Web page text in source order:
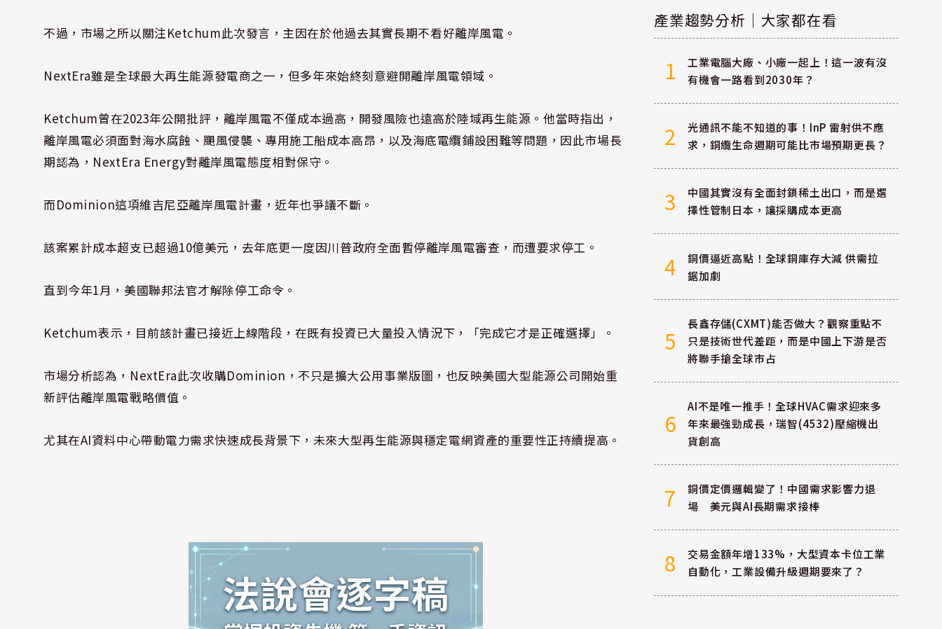
不過，市場之所以關注Ketchum此次發言，主因在於他過去其實長期不看好離岸風電。
NextEra雖是全球最大再生能源發電商之一，但多年來始終刻意避開離岸風電領域。
Ketchum曾在2023年公開批評，離岸風電不僅成本過高，開發風險也遠高於陸域再生能源。他當時指出，
離岸風電必須面對海水腐蝕、颶風侵襲、專用施工船成本高昂，以及海底電纜鋪設困難等問題，因此市場長
期認為， NextEra Energy對離岸風電態度相對保守。
而Dominion這項維吉尼亞離岸風電計畫，近年也爭議不斷。
該案累計成本超支已超過10億美元，去年底更一度因川普政府全面暫停離岸風電審查，而遭要求停工。
直到今年1月，美國聯邦法官才解除停工命令。
Ketchum表示，目前該計畫已接近上線階段，在既有投資已大量投入情況下，「完成它才是正確選擇」。
市場分析認為，NextEra此次收購Dominion，不只是擴大公用事業版圖，也反映美國大型能源公司開始重
新評估離岸風電戰略價值。
尤其在AI資料中心帶動電力需求快速成長背景下，未來大型再生能源與穩定電網資產的重要性正持續提高。
產業趨勢分析｜大家都在看
1
工業電腦大廠、小廠一起上！這一波有沒
有機會一路看到2030年？
2
光通訊不能不知道的事！InP 雷射供不應
求，銅纜生命週期可能比市場預期更長？
3
中國其實沒有全面封鎖稀土出口，而是選
擇性管制日本，讓採購成本更高
4
銅價逼近高點！全球銅庫存大減 供需拉
鋸加劇
5
長鑫存儲(CXMT)能否做大？觀察重點不
只是技術世代差距，而是中國上下游是否
將聯手搶全球市占
6
AI不是唯一推手！全球HVAC需求迎來多
年來最強勁成長，瑞智(4532)壓縮機出
貨創高
7
銅價定價邏輯變了！中國需求影響力退
場 美元與AI長期需求接棒
8
交易金額年增133%，大型資本卡位工業
自動化，工業設備升級週期要來了？